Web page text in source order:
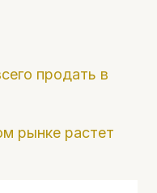
продать в
рынке растет